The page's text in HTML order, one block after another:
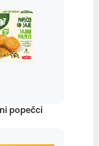
popečci